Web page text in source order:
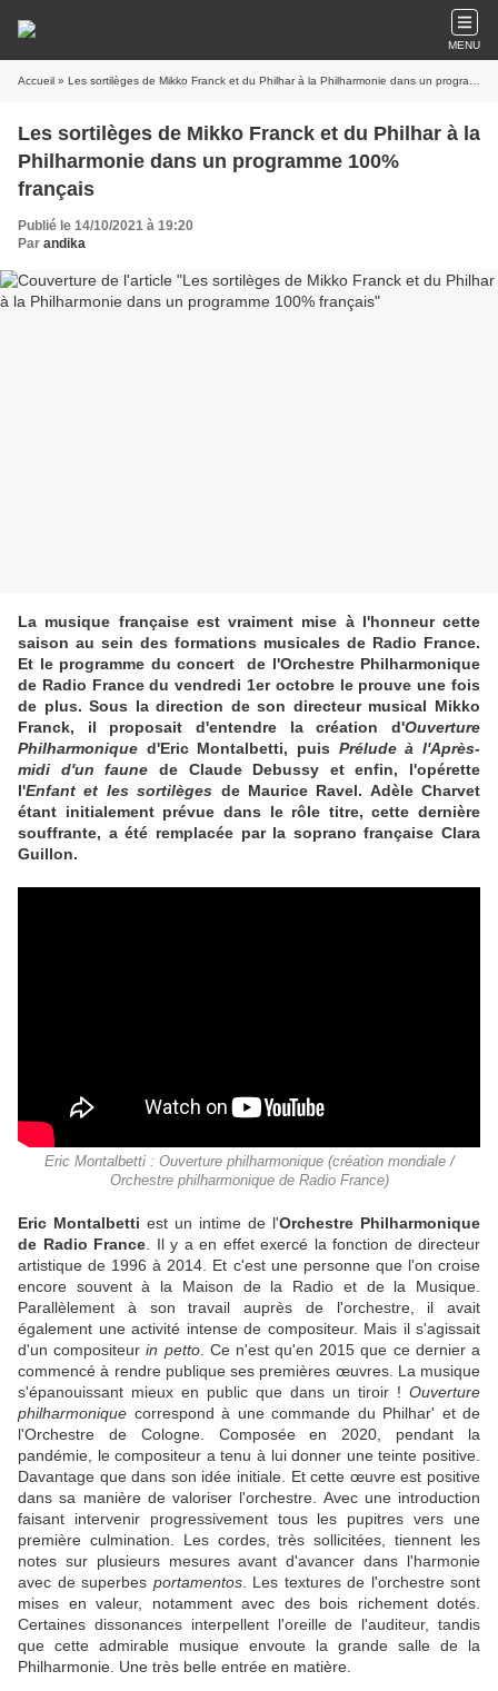
MENU
Accueil » Les sortilèges de Mikko Franck et du Philhar à la Philharmonie dans un programme 100% français
Les sortilèges de Mikko Franck et du Philhar à la
Philharmonie dans un programme 100%
français
Publié le 14/10/2021 à 19:20
Par andika
La musique française est vraiment mise à l'honneur cette
saison au sein des formations musicales de Radio France.
Et le programme du concert de l'Orchestre Philharmonique
de Radio France du vendredi 1er octobre le prouve une fois
de plus. Sous la direction de son directeur musical Mikko
Franck, il proposait d'entendre la création d'Ouverture
Philharmonique d'Eric Montalbetti, puis Prélude à l'Après-
midi d'un faune de Claude Debussy et enfin, l'opérette
l'Enfant et les sortilèges de Maurice Ravel. Adèle Charvet
étant initialement prévue dans le rôle titre, cette dernière
souffrante, a été remplacée par la soprano française Clara
Guillon.
Eric Montalbetti : Ouverture philharmonique (création mondiale /
Orchestre philharmonique de Radio France)
Eric Montalbetti est un intime de l'Orchestre Philharmonique
de Radio France . Il y a en effet exercé la fonction de directeur
artistique de 1996 à 2014. Et c'est une personne que l'on croise
encore souvent à la Maison de la Radio et de la Musique.
Parallèlement à son travail auprès de l'orchestre, il avait
également une activité intense de compositeur. Mais il s'agissait
d'un compositeurin petto. Ce n'est qu'en 2015 que ce dernier a
commencé à rendre publique ses premières œuvres. La musique
s'épanouissant mieux en public que dans un tiroir ! Ouverture
philharmonique correspond à une commande du Philhar' et de
l'Orchestre de Cologne. Composée en 2020, pendant la
pandémie, le compositeur a tenu à lui donner une teinte positive.
Davantage que dans son idée initiale. Et cette œuvre est positive
dans sa manière de valoriser l'orchestre. Avec une introduction
faisant intervenir progressivement tous les pupitres vers une
première culmination. Les cordes, très sollicitées, tiennent les
notes sur plusieurs mesures avant d'avancer dans l'harmonie
avec de superbes portamentos. Les textures de l'orchestre sont
mises en valeur, notamment avec des bois richement dotés.
Certaines dissonances interpellent l'oreille de l'auditeur, tandis
que cette admirable musique envoute la grande salle de la
Philharmonie. Une très belle entrée en matière.